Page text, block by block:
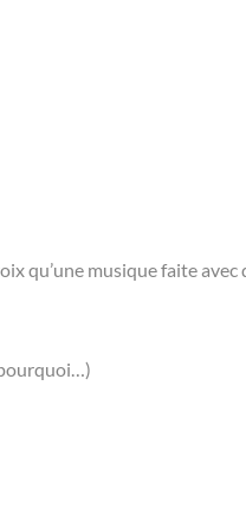
qu’une musique faite avec